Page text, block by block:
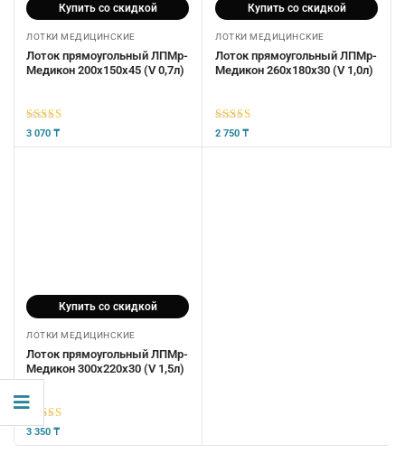
Купить со скидкой
ЛОТКИ МЕДИЦИНСКИЕ
Лоток прямоугольный ЛПМр-
Медикон 200х150х45 (V 0,7л)
5 из 5
3 070 ₸
Купить со скидкой
ЛОТКИ МЕДИЦИНСКИЕ
Лоток прямоугольный ЛПМр-
Медикон 260х180х30 (V 1,0л)
5 из 5
2 750 ₸
Купить со скидкой
ЛОТКИ МЕДИЦИНСКИЕ
Лоток прямоугольный ЛПМр-
Медикон 300х220х30 (V 1,5л)
5из 5
3 350 ₸